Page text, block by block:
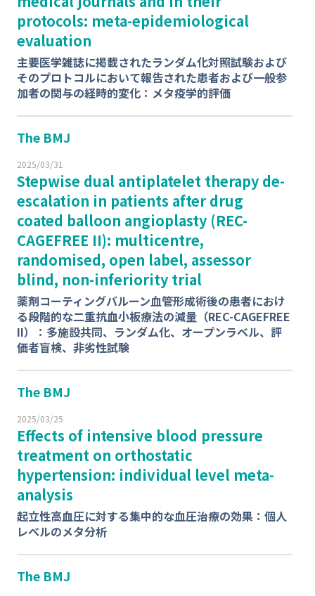
protocols: meta-epidemiological
evaluation
主要医学雑誌に掲載されたランダム化対照試験および
そのプロトコルにおいて報告された患者および一般参
加者の関与の経時的変化：メタ疫学的評価
The BMJ
2025/03/31
Stepwise dual antiplatelet therapy de-
escalation in patients after drug
coated balloon angioplasty (REC-
CAGEFREE II): multicentre,
randomised, open label, assessor
blind, non-inferiority trial
薬剤コーティングバルーン血管形成術後の患者におけ
る段階的な二重抗血小板療法の減量（REC-CAGEFREE
II）：多施設共同、ランダム化、オープンラベル、評
価者盲検、非劣性試験
The BMJ
2025/03/25
Effects of intensive blood pressure
treatment on orthostatic
hypertension: individual level meta-
analysis
起立性高血圧に対する集中的な血圧治療の効果：個人
レベルのメタ分析
The BMJ